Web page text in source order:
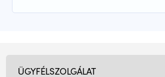
ÜGYFÉLSZOLGÁLAT